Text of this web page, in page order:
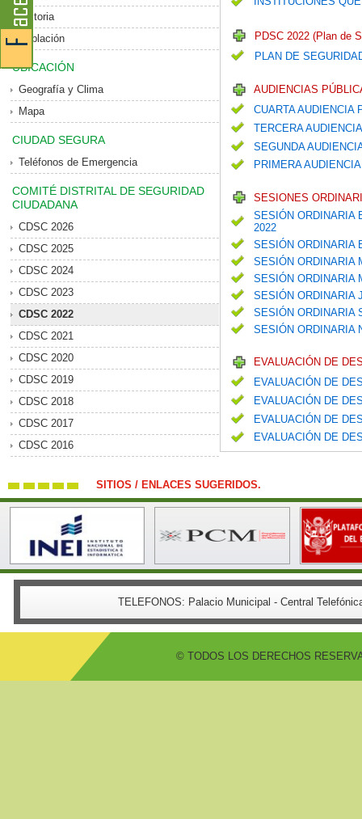
Historia
Población
UBICACIÓN
Geografía y Clima
Mapa
CIUDAD SEGURA
Teléfonos de Emergencia
COMITÉ DISTRITAL DE SEGURIDAD
CIUDADANA
CDSC 2026
CDSC 2025
CDSC 2024
CDSC 2023
CDSC 2022
CDSC 2021
CDSC 2020
CDSC 2019
CDSC 2018
CDSC 2017
CDSC 2016
PDSC 2022 (Plan de
PLAN DE
AUDIENCIAS
CUARTA AUDIENCIA
TERCERA
SEGUNDA
PRIMERA
SESIONES
SESIÓN ORDINARIA
2022
SESIÓN ORDINARIA
SESIÓN ORDINARIA
SESIÓN ORDINARIA
SESIÓN ORDINARIA
SESIÓN ORDINARIA
SESIÓN ORDINARIA
EVALUACIÓN DE
EVALUACIÓN DE
EVALUACIÓN DE
EVALUACIÓN DE
EVALUACIÓN DE
SITIOS / ENLACES SUGERIDOS.
TELEFONOS: Palacio Municipal - Central
© TODOS LOS DERECHOS